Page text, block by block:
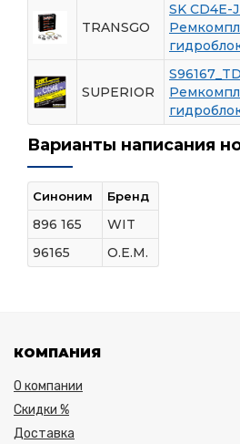
TRANSGO
SK CD4E-
SUPERIOR
S96167_TD
Варианты написания
Синоним Бренд
896 165
WIT
96165
O.E.M.
КОМПАНИЯ
О компании
Скидки %
Доставка